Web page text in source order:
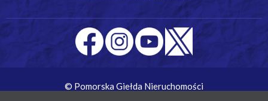
© Pomorska Giełda Nieruchomości